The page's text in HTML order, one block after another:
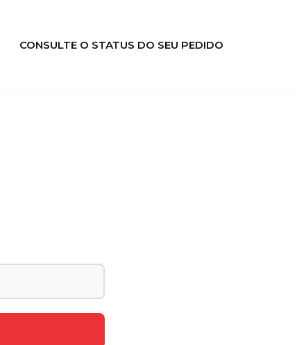
CONSULTE O STATUS DO SEU PEDIDO